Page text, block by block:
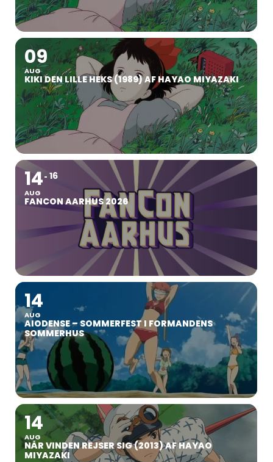
09
AUG
KIKI DEN LILLE HEKS (1989) AF HAYAO MIYAZAKI
14
AUG
16
FANCON AARHUS 2026
14
AUG
AIODENSE – SOMMERFEST I FORMANDENS
SOMMERHUS
14
AUG
NÅR VINDEN REJSER SIG (2013) AF HAYAO
MIYAZAKI